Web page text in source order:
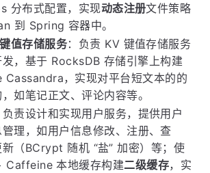
分布式配置，实现动态注册文件策略
到 Spring 容器中。
值存储服务：负责 KV 键值存储服务
，基于 RocksDB 存储引擎上构建
Cassandra，实现对平台短文本的的
如笔记正文、评论内容等。
负责设计和实现用户服务，提供用户
理，如用户信息修改、注册、查
（BCrypt 随机 “盐” 加密）等；使
Caffeine 本地缓存构建二级缓存，实